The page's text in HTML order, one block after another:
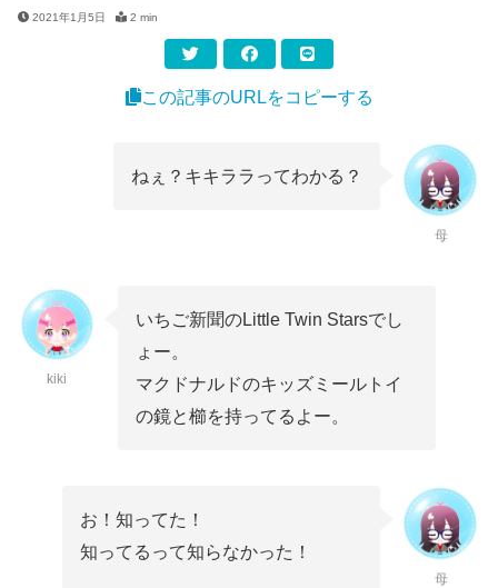
2021年1月5日 2 min
この記事のURLをコピーする
ねぇ？キキララってわかる？
母
kiki
いちご新聞のLittle Twin Starsでし
ょー。
マクドナルドのキッズミールトイ
の鏡と櫛を持ってるよー。
お！知ってた！
知ってるって知らなかった！
母